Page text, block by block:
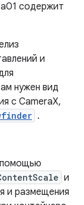
содержит
и
нужен вид
с CameraX,
.
помощью
и
и размещения